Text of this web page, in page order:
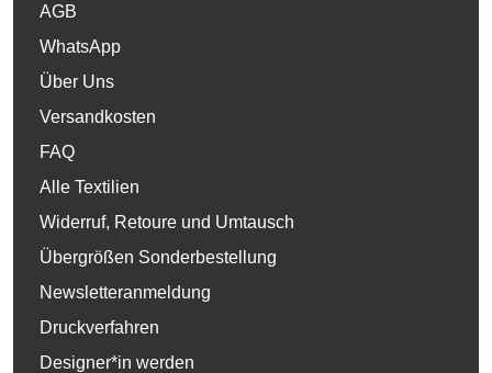
AGB
WhatsApp
Über Uns
Versandkosten
FAQ
Alle Textilien
Widerruf, Retoure und Umtausch
Übergrößen Sonderbestellung
Newsletteranmeldung
Druckverfahren
Designer*in werden